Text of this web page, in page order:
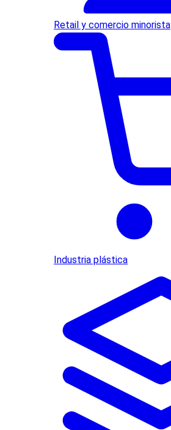
Retail y comercio minorista
Industria plástica